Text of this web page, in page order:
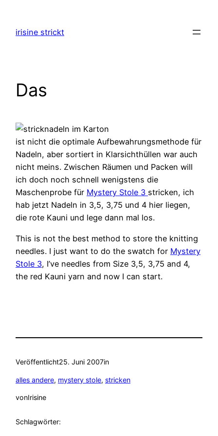
springen
irisine strickt
Das
ist nicht die optimale Aufbewahrungsmethode für
Nadeln, aber sortiert in Klarsichthüllen war auch
nicht meins. Zwischen Räumen und Packen will
ich doch noch schnell wenigstens die
Maschenprobe für Mystery Stole 3 stricken, ich
hab jetzt Nadeln in 3,5, 3,75 und 4 hier liegen,
die rote Kauni und lege dann mal los.
This is not the best method to store the knitting
needles. I just want to do the swatch for Mystery
Stole 3, I’ve needles from Size 3,5, 3,75 and 4,
the red Kauni yarn and now I can start.
Veröffentlicht25. Juni 2007in
alles andere, mystery stole, stricken
vonIrisine
Schlagwörter: